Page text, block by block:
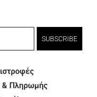
SUBSCRIBE
& Πληρωμής